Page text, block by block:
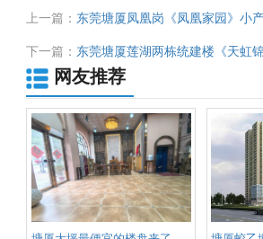
上一篇： 东莞塘厦凤凰岗《凤凰家园》小
平 首付10万起 免息无条件分期
下一篇： 东莞塘厦莲湖两栋统建楼《天虹
厦中心走路5分钟 均价5688元 可无条件分期
网友推荐